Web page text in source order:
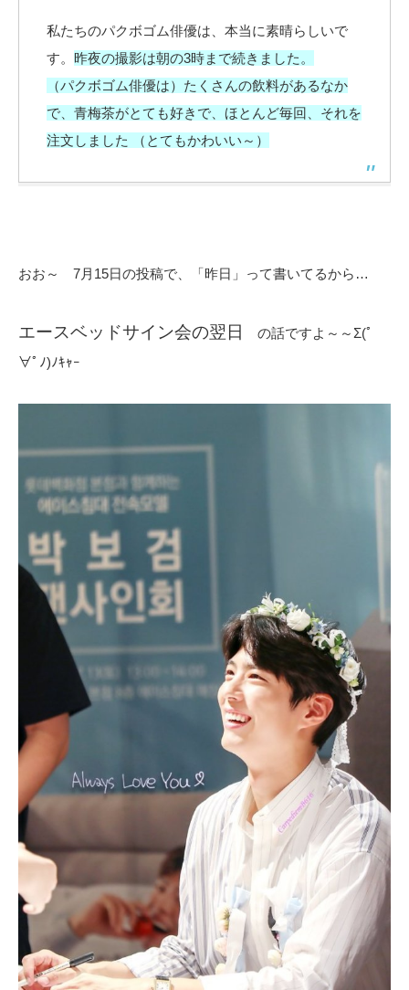
私たちのパクボゴム俳優は、本当に素晴らしいで
す。 昨夜の撮影は朝の3時まで続きました。
（パクボゴム俳優は）たくさんの飲料があるなか
で、青梅茶がとても好きで、ほとんど毎回、それを
注文しました （とてもかわいい～）
おお～ 7月15日の投稿で、「昨日」って書いてるから…
エースベッドサイン会の翌日
の話ですよ～～Σ(ﾟ
∀ﾟﾉ)ﾉｷｬｰ